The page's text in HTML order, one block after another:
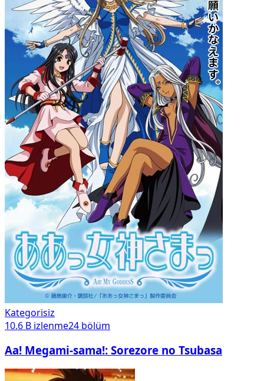
Kategorisiz
10.6 B izlenme24 bölüm
Aa! Megami-sama!: Sorezore no Tsubasa